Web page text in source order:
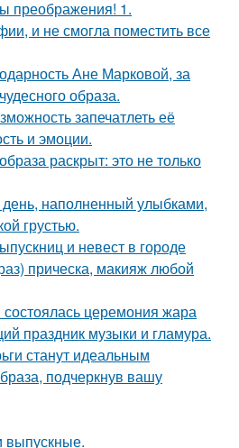
преображения! 1.
и не смогла поместить все
Ане Марковой, за
образа.
запечатлеть её
и эмоции.
раскрыт: это не только
наполненный улыбками,
грустью.
и невест в городе
прическа, макияж любой
церемония жара
праздник музыки и гламура.
станут идеальным
подчеркнув вашу
выпускные.